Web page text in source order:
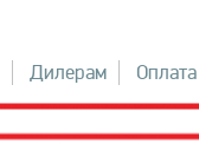
Дилерам Оплата